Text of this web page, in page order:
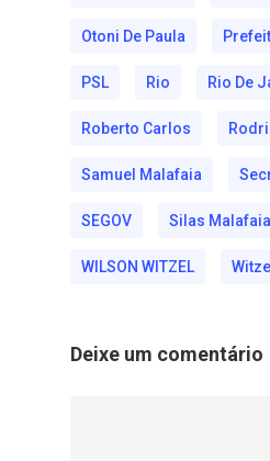
Otoni De Paula
PSL Rio Rio De
Roberto Carlos
Samuel Malafaia
SEGOV Silas Malafaia
WILSON WITZEL Witzel
Deixe um comentário